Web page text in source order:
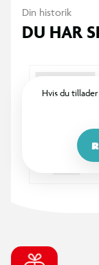
Din historik
DU HAR
Hvis du